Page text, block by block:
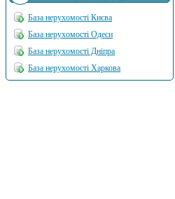
База нерухомості Києва
База нерухомості Одеси
База нерухомості Дніпра
База нерухомості Харкова